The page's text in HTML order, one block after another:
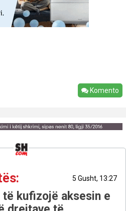
Komento
5 Gusht, 13:27
të kufizojë aksesin e